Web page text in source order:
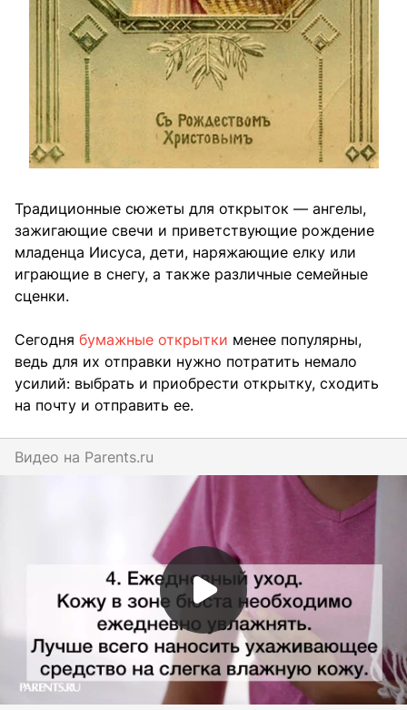
Традиционные сюжеты для открыток — ангелы,
зажигающие свечи и приветствующие рождение
младенца Иисуса, дети, наряжающие елку или
играющие в снегу, а также различные семейные
сценки.
Сегодня бумажные открытки менее популярны,
ведь для их отправки нужно потратить немало
усилий: выбрать и приобрести открытку, сходить
на почту и отправить ее.
Видео на parents.ru